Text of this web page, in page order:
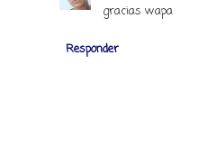
gracias wapa
Responder